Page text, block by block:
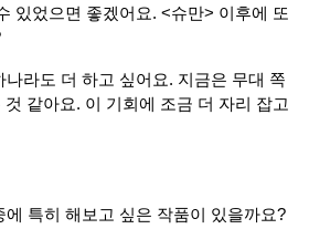
있었으면 좋겠어요. <슈만> 이후에 또
나라도 더 하고 싶어요. 지금은 무대 쪽
같아요. 이 기회에 조금 더 자리 잡고
에 특히 해보고 싶은 작품이 있을까요?